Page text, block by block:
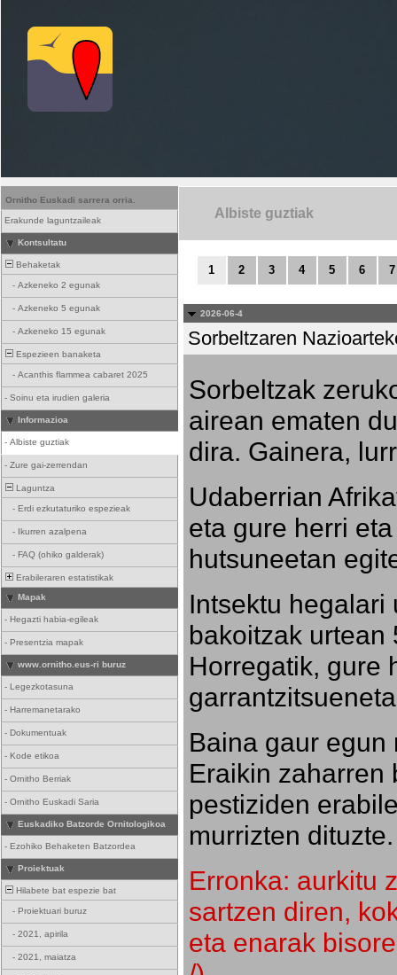
Ornitho Euskadi sarrera orria.
Erakunde laguntzaileak
Kontsultatu
Behaketak
- Azkeneko 2 egunak
- Azkeneko 5 egunak
- Azkeneko 15 egunak
Espezieen banaketa
- Acanthis flammea cabaret 2025
- Soinu eta irudien galeria
Informazioa
- Albiste guztiak
- Zure gai-zerrendan
Laguntza
- Erdi ezkutaturiko espezieak
- Ikurren azalpena
- FAQ (ohiko galderak)
Erabileraren estatistikak
Mapak
- Hegazti habia-egileak
- Presentzia mapak
www.ornitho.eus-ri buruz
- Legezkotasuna
- Harremanetarako
- Dokumentuak
- Kode etikoa
- Ornitho Berriak
- Ornitho Euskadi Saria
Euskadiko Batzorde Ornitologikoa
- Ezohiko Behaketen Batzordea
Proiektuak
Hilabete bat espezie bat
- Proiektuari buruz
- 2021, apirila
- 2021, maiatza
Albiste guztiak
1 2 3 4 5 6 7
2026-06-4
Sorbeltzaren
Sorbeltzak
airean ematen
dira. Gainera,
Udaberrian
eta gure herri
hutsuneetan
Intsektu hegalari
bakoitzak urtean
Horregatik, gure
Baina gaur egun
Eraikin zaharren
pestiziden
murrizten dituzte.
Erronka: aurkitu
sartzen diren,
eta enarak